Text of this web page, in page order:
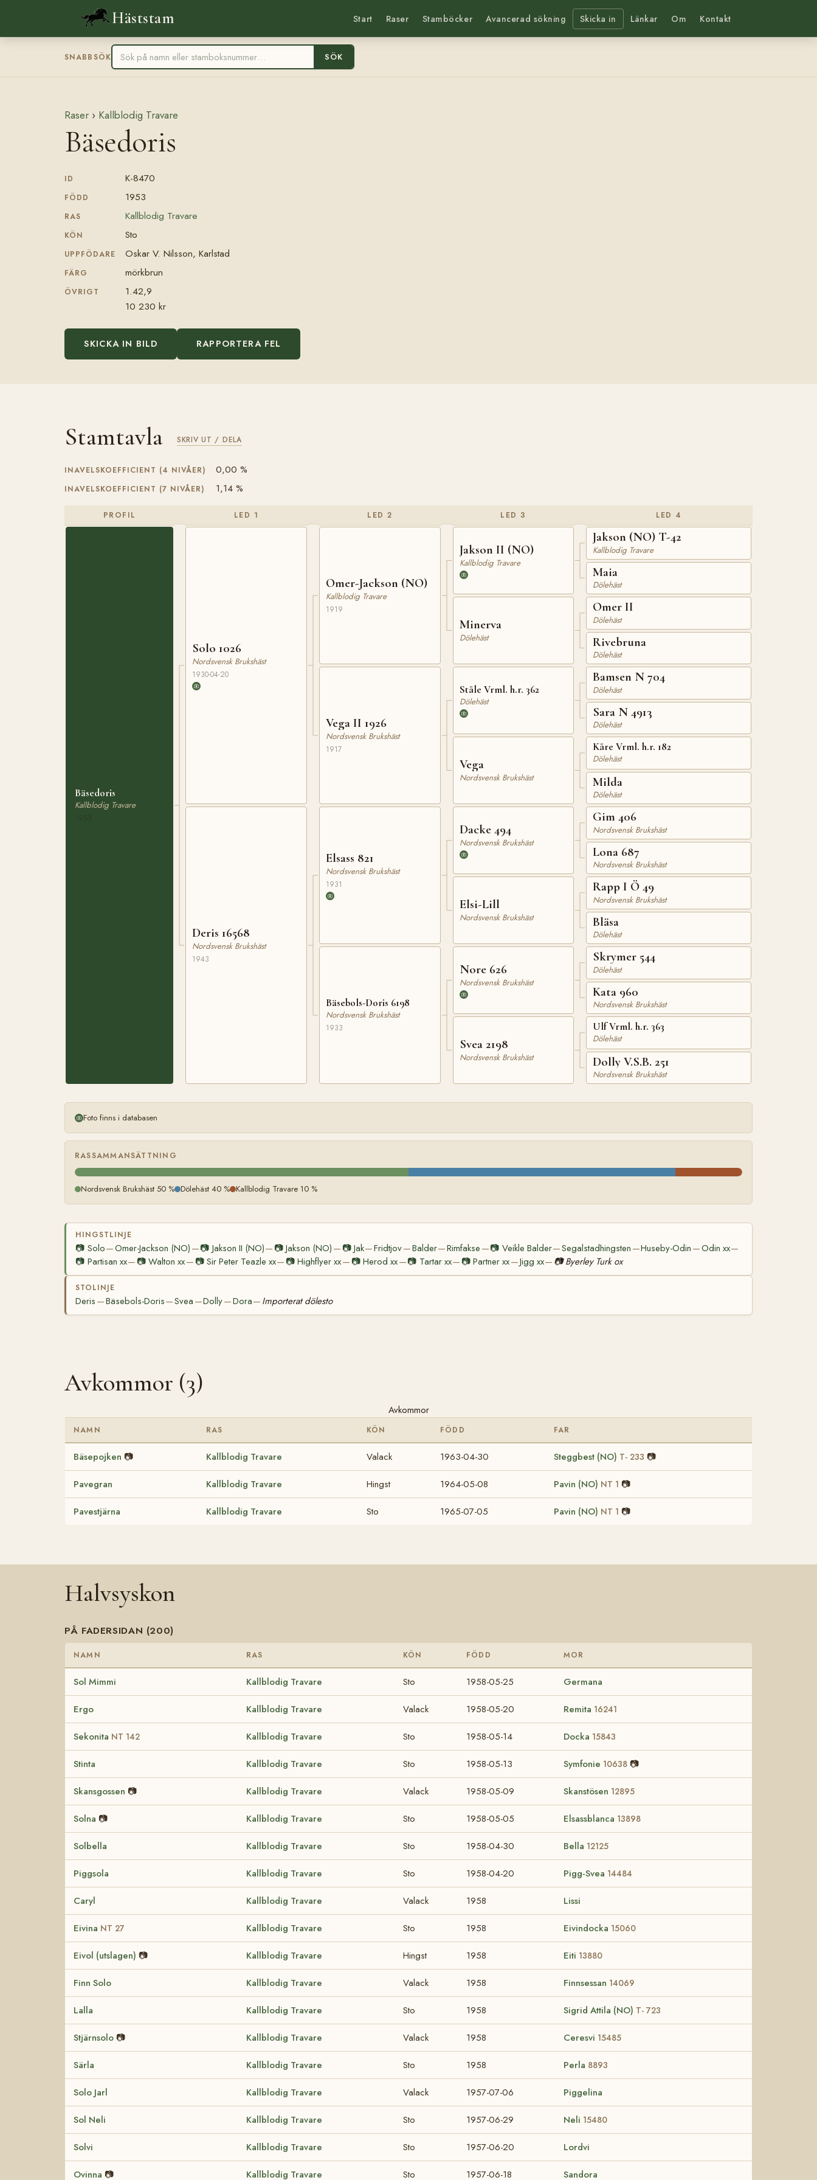
Häststam Start Raser Stamböcker Avancerad sökning Skicka in Länkar Om Kontakt
SNABBSÖK SÖK
Raser › Kallblodig Travare
Bäsedoris
ID K-8470
FÖDD 1953
RAS Kallblodig Travare
KÖN Sto
UPPFÖDARE Oskar V. Nilsson, Karlstad
FÄRG mörkbrun
ÖVRIGT
1.42,9
10 230 kr
SKICKA IN BILD RAPPORTERA FEL
Stamtavla SKRIV UT / DELA
INAVELSKOEFFICIENT (4 NIVÅER) 0,00 %
INAVELSKOEFFICIENT (7 NIVÅER) 1,14 %
PROFIL
Bäsedoris
Kallblodig Travare
LED 1
Solo 1026
Nordsvensk Brukshäst
1930-04-20
Deris 16568
Nordsvensk Brukshäst
1943
LED 2
Omer-Jackson (NO)
Kallblodig Travare
1919
Vega II 1926
Nordsvensk Brukshäst
1917
Elsass 821
Nordsvensk Brukshäst
1931
Bäsebols-Doris 6198
Nordsvensk Brukshäst
1933
LED 3
Jakson II (NO)
Kallblodig Travare
Minerva
Dölehäst
Ståle Vrml. h.r. 362
Dölehäst
Vega
Nordsvensk Brukshäst
Dacke 494
Nordsvensk Brukshäst
Elsi-Lill
Nordsvensk Brukshäst
Nore 626
Nordsvensk Brukshäst
Svea 2198
Nordsvensk Brukshäst
LED 4
Jakson (NO) T-42
Kallblodig Travare
Maia
Dölehäst
Omer II
Dölehäst
Rivebruna
Dölehäst
Bamsen N 704
Dölehäst
Sara N 4913
Dölehäst
Kåre Vrml. h.r. 182
Dölehäst
Milda
Dölehäst
Gim 406
Nordsvensk Brukshäst
Lona 687
Nordsvensk Brukshäst
Rapp I Ö 49
Nordsvensk Brukshäst
Bläsa
Dölehäst
Skrymer 544
Dölehäst
Kata 960
Nordsvensk Brukshäst
Ulf Vrml. h.r. 363
Dölehäst
Dolly V.S.B. 251
Nordsvensk Brukshäst
Foto finns i databasen
RASSAMMANSÄTTNING
Nordsvensk Brukshäst 50 % Dölehäst 40 % Kallblodig Travare 10 %
HINGSTLINJE
📷 Solo—Omer-Jackson (NO) —📷 Jakson II (NO)— 📷Jakson (NO) — 📷Jak—Fridtjov—Balder—Rimfakse —📷 Veikle Balder—Segalstadhingsten —Huseby-Odin —Odin xx—
📷 Partisan xx— 📷Walton xx— 📷 Sir Peter Teazle xx— 📷 Highflyer xx— 📷Herod xx—📷 Tartar xx— 📷Partner xx—Jigg xx— 📷 Byerley Turk ox
STOLINJE
Deris —Bäsebols-Doris—Svea —Dolly—Dora— Importerat dölesto
Avkommor (3)
Avkommor
NAMN RAS KÖN FÖDD FAR
Bäsepojken 📷 Kallblodig Travare Valack 1963-04-30 Steggbest (NO) T- 233 📷
Pavegran Kallblodig Travare Hingst 1964-05-08 Pavin (NO) NT 1 📷
Pavestjärna Kallblodig Travare Sto 1965-07-05 Pavin (NO) NT 1 📷
Halvsyskon
PÅ FADERSIDAN (200)
NAMN RAS KÖN FÖDD MOR
Sol Mimmi Kallblodig Travare Sto 1958-05-25 Germana
Ergo Kallblodig Travare Valack 1958-05-20 Remita 16241
Sekonita NT 142 Kallblodig Travare Sto 1958-05-14 Docka 15843
Stinta Kallblodig Travare Sto 1958-05-13 Symfonie 10638 📷
Skansgossen 📷 Kallblodig Travare Valack 1958-05-09 Skanstösen 12895
Solna 📷 Kallblodig Travare Sto 1958-05-05 Elsassblanca 13898
Solbella Kallblodig Travare Sto 1958-04-30 Bella 12125
Piggsola Kallblodig Travare Sto 1958-04-20 Pigg-Svea 14484
Caryl Kallblodig Travare Valack 1958 Lissi
Eivina NT 27 Kallblodig Travare Sto 1958 Eivindocka 15060
Eivol (utslagen) 📷 Kallblodig Travare Hingst 1958 Eiti 13880
Finn Solo Kallblodig Travare Valack 1958 Finnsessan 14069
Lalla Kallblodig Travare Sto 1958 Sigrid Attila (NO) T- 723
Stjärnsolo 📷 Kallblodig Travare Valack 1958 Ceresvi 15485
Särla Kallblodig Travare Sto 1958 Perla 8893
Solo Jarl Kallblodig Travare Valack 1957-07-06 Piggelina
Sol Neli Kallblodig Travare Sto 1957-06-29 Neli 15480
Solvi Kallblodig Travare Sto 1957-06-20 Lordvi
Ovinna 📷 Kallblodig Travare Sto 1957-06-18 Sandora